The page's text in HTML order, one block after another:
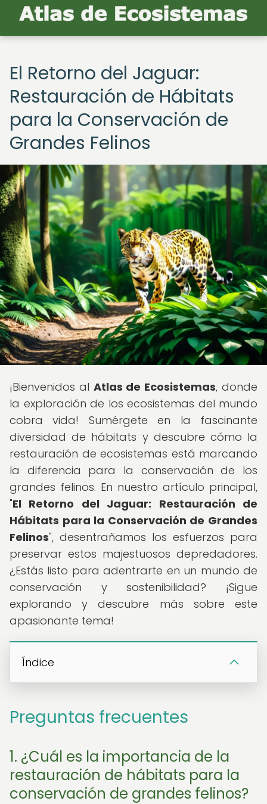
El Retorno del Jaguar:
Restauración de Hábitats
para la Conservación de
Grandes Felinos
¡Bienvenidos al Atlas de Ecosistemas, donde
la exploración de los ecosistemas del mundo
cobra vida! Sumérgete en la fascinante
diversidad de hábitats y descubre cómo la
restauración de ecosistemas está marcando
la diferencia para la conservación de los
grandes felinos. En nuestro artículo principal,
"El Retorno del Jaguar: Restauración de
Hábitats para la Conservación de Grandes
Felinos", desentrañamos los esfuerzos para
preservar estos majestuosos depredadores.
¿Estás listo para adentrarte en un mundo de
conservación y sostenibilidad? ¡Sigue
explorando y descubre más sobre este
apasionante tema!
Índice
Preguntas frecuentes
1. ¿Cuál es la importancia de la
restauración de hábitats para la
conservación de grandes felinos?